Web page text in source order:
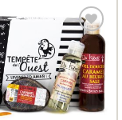
Ajouter
aux
favoris